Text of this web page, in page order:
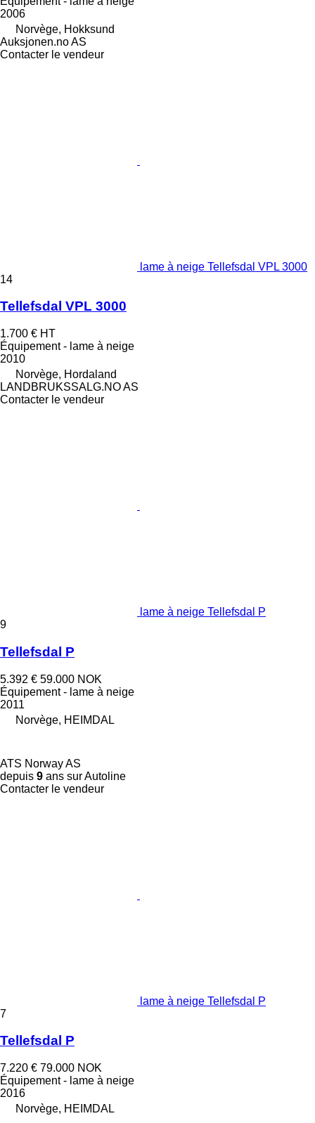
2006
Norvège, Hokksund
Auksjonen.no AS
Contacter le vendeur
lame à neige Tellefsdal VPL 3000
14
Tellefsdal VPL 3000
1.700 € HT
Équipement - lame à neige
2010
Norvège, Hordaland
LANDBRUKSSALG.NO AS
Contacter le vendeur
lame à neige Tellefsdal P
9
Tellefsdal P
5.392 € 59.000 NOK
Équipement - lame à neige
2011
Norvège, HEIMDAL
ATS Norway AS
depuis 9 ans sur Autoline
Contacter le vendeur
lame à neige Tellefsdal P
7
Tellefsdal P
7.220 € 79.000 NOK
Équipement - lame à neige
2016
Norvège, HEIMDAL